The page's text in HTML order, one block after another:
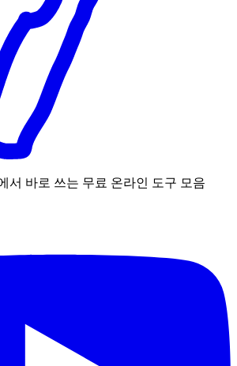
서 바로 쓰는 무료 온라인 도구 모음